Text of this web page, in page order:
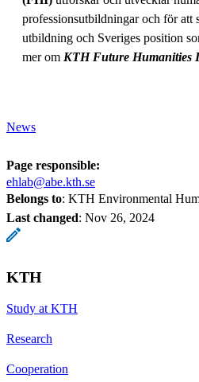
professionsutbildningar och för att
utbildning och Sveriges position
mer om KTH Future Humanities
News
Page responsible:
ehlab@abe.kth.se
Belongs to: KTH Environmental
Last changed: Nov 26, 2024
KTH
Study at KTH
Research
Cooperation